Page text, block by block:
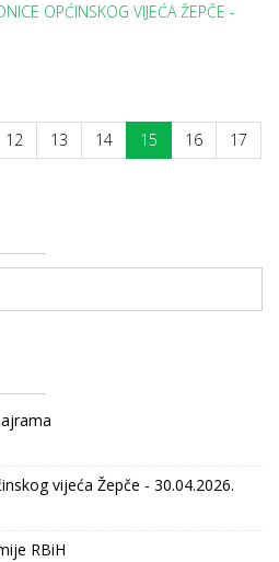
OPĆINSKOG VIJEĆA ŽEPČE -
12 13 14 15 16
17
vijeća Žepče - 30.04.2026.
RBiH